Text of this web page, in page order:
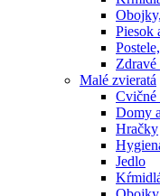
Piesok
Zdravé
Malé zvieratá
Cvičné
Domy
Hračky
Jedlo